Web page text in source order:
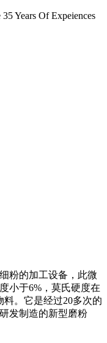
Years Of Expeiences
粉的加工设备，此微
小于6%，莫氏硬度在
。它是经过20多次的
发制造的新型磨粉